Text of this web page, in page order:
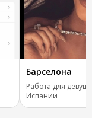
Барселона
Работа для
Испании